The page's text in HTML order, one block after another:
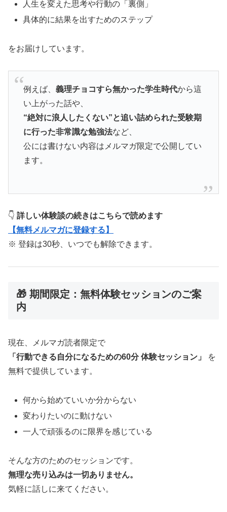
人生を変えた思考や行動の「裏側」
具体的に結果を出すためのステップ
をお届けしています。
例えば、 義理チョコすら無かった学生時代から這
い上がった話や、
“絶対に浪人したくない”と追い詰められた受験期
に行った非常識な勉強法など、
公には書けない内容はメルマガ限定で公開してい
ます。
👇 詳しい体験談の続きはこちらで読めます
【無料メルマガに登録する】
※ 登録は30秒、いつでも解除できます。
🎁 期間限定：無料体験セッションのご案
内
現在、メルマガ読者限定で
「行動できる自分になるための60分 体験セッション」
を
無料で提供しています。
何から始めていいか分からない
変わりたいのに動けない
一人で頑張るのに限界を感じている
そんな方のためのセッションです。
無理な売り込みは一切ありません。
気軽に話しに来てください。